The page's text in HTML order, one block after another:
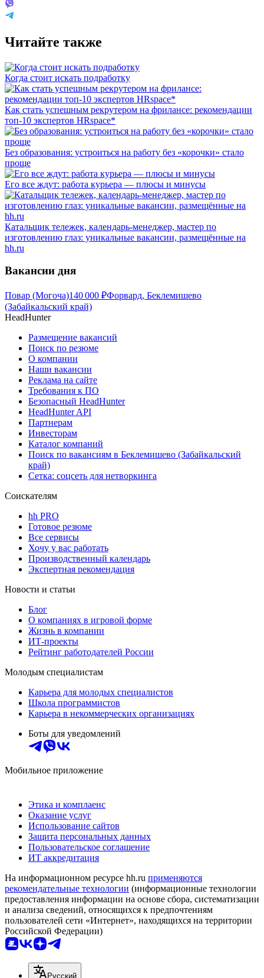
Читайте также
Когда стоит искать подработку
Как стать успешным рекрутером на фрилансе: рекомендации
топ-10 экспертов HRspace*
Без образования: устроиться на работу без «корочки» стало
проще
Его все ждут: работа курьера — плюсы и минусы
Катальщик тележек, календарь-менеджер, мастер по
изготовлению глаз: уникальные вакансии, размещённые на
hh.ru
Вакансии дня
Повар (Могоча)140 000 ₽Форвард, Беклемишево
(Забайкальский край)
HeadHunter
Размещение вакансий
Поиск по резюме
О компании
Наши вакансии
Реклама на сайте
Требования к ПО
Безопасный HeadHunter
HeadHunter API
Партнерам
Инвесторам
Каталог компаний
Поиск по вакансиям в Беклемишево (Забайкальский
край)
Сетка: соцсеть для нетворкинга
Соискателям
hh PRO
Готовое резюме
Все сервисы
Хочу у вас работать
Производственный календарь
Экспертная рекомендация
Новости и статьи
Блог
О компаниях в игровой форме
Жизнь в компании
ИТ-проекты
Рейтинг работодателей России
Молодым специалистам
Карьера для молодых специалистов
Школа программистов
Карьера в некоммерческих организациях
Боты для уведомлений
Мобильное приложение
Этика и комплаенс
Оказание услуг
Использование сайтов
Защита персональных данных
Пользовательское соглашение
ИТ аккредитация
На информационном ресурсе hh.ru применяются
рекомендательные технологии (информационные технологии
предоставления информации на основе сбора, систематизации
и анализа сведений, относящихся к предпочтениям
пользователей сети «Интернет», находящихся на территории
Российской Федерации)
Русский